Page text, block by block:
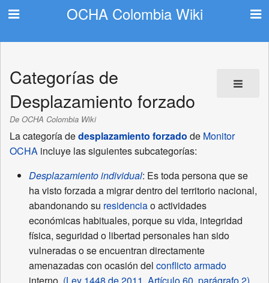
OCHA Colombia Wiki
Categorías de
Desplazamiento forzado
De OCHA Colombia Wiki
La categoría dedesplazamiento forzado de Monitor
OCHA incluye las siguientes subcategorías:
Desplazamiento individual: Es toda persona que se
ha visto forzada a migrar dentro del territorio nacional,
abandonando su residenciao actividades
económicas habituales, porque su vida, integridad
física, seguridad o libertad personales han sido
vulneradas o se encuentran directamente
amenazadas con ocasión del conflicto armado